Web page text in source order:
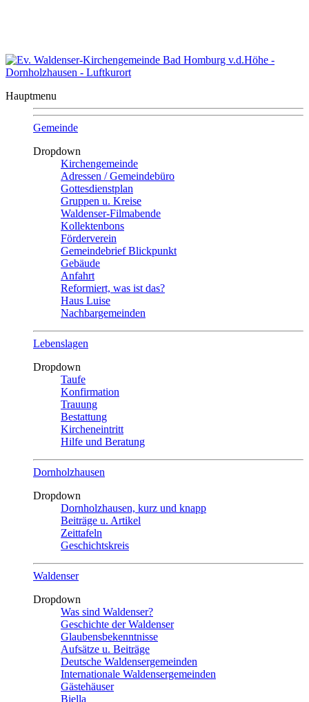
Hauptmenu
Gemeinde
Dropdown
Kirchengemeinde
Adressen / Gemeindebüro
Gottesdienstplan
Gruppen u. Kreise
Waldenser-Filmabende
Kollektenbons
Förderverein
Gemeindebrief Blickpunkt
Gebäude
Anfahrt
Reformiert, was ist das?
Haus Luise
Nachbargemeinden
Lebenslagen
Dropdown
Taufe
Konfirmation
Trauung
Bestattung
Kircheneintritt
Hilfe und Beratung
Dornholzhausen
Dropdown
Dornholzhausen, kurz und knapp
Beiträge u. Artikel
Zeittafeln
Geschichtskreis
Waldenser
Dropdown
Was sind Waldenser?
Geschichte der Waldenser
Glaubensbekenntnisse
Aufsätze u. Beiträge
Deutsche Waldensergemeinden
Internationale Waldensergemeinden
Gästehäuser
Biella